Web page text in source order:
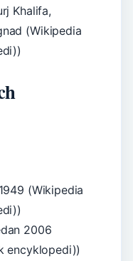
Khalifa,
(Wikipedia
(Wikipedia
2006
encyklopedi))